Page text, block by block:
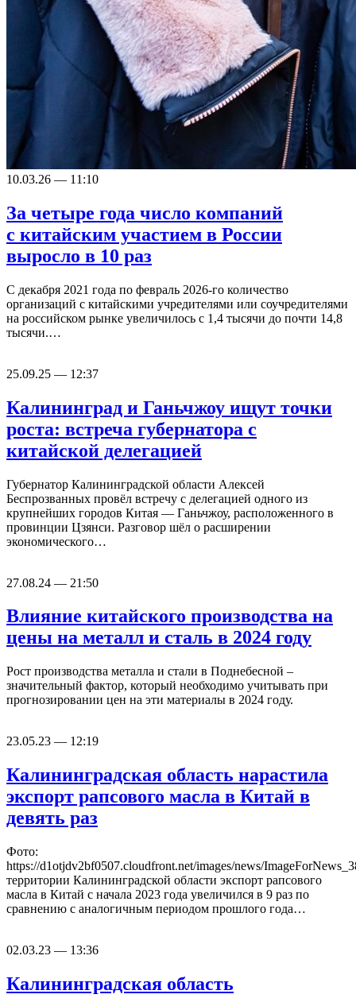
10.03.26 — 11:10
За четыре года число компаний
с китайским участием в России
выросло в 10 раз
С декабря 2021 года по февраль 2026-го количество
организаций с китайскими учредителями или соучредителями
на российском рынке увеличилось с 1,4 тысячи до почти 14,8
тысячи.…
25.09.25 — 12:37
Калининград и Ганьчжоу ищут точки
роста: встреча губернатора с
китайской делегацией
Губернатор Калининградской области Алексей
Беспрозванных провёл встречу с делегацией одного из
крупнейших городов Китая — Ганьчжоу, расположенного в
провинции Цзянси. Разговор шёл о расширении
экономического…
27.08.24 — 21:50
Влияние китайского производства на
цены на металл и сталь в 2024 году
Рост производства металла и стали в Поднебесной –
значительный фактор, который необходимо учитывать при
прогнозировании цен на эти материалы в 2024 году.
23.05.23 — 12:19
Калининградская область нарастила
экспорт рапсового масла в Китай в
девять раз
Фото:
https://d1otjdv2bf0507.cloudfront.net/images/news/
территории Калининградской области экспорт рапсового
масла в Китай с начала 2023 года увеличился в 9 раз по
сравнению с аналогичным периодом прошлого года…
02.03.23 — 13:36
Калининградская область